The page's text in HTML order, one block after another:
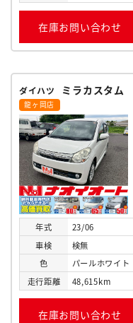
在庫お問い合わせ
ダイハツ ミラカスタム
龍ヶ岡店
年式
23/06
車検
検無
色
パールホワイト
走行距離 48,615km
在庫お問い合わせ